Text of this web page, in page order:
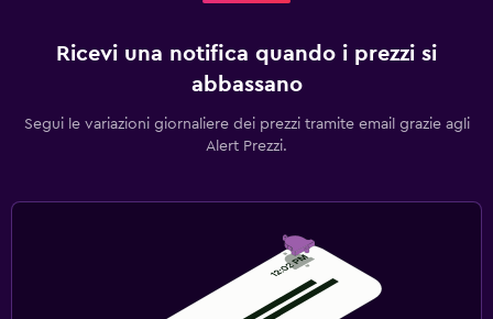
Ricevi una notifica quando i prezzi si
abbassano
Segui le variazioni giornaliere dei prezzi tramite email grazie agli
Alert Prezzi.